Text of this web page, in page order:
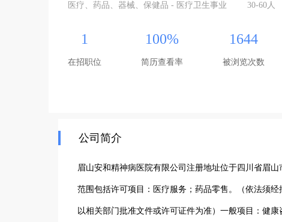
医疗、药品、器械、保健品 - 医疗卫生事业 30-60人
1
在招职位
100%
简历查看率
1644
被浏览次数
公司简介
眉山安和精神病医院有限公司注册地址位于四川省眉
范围包括许可项目：医疗服务；药品零售。（依法须
以相关部门批准文件或许可证件为准）一般项目：健